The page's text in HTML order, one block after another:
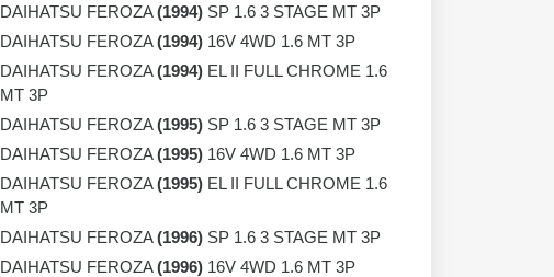
DAIHATSU FEROZA(1994) SP 1.6 3 STAGE MT 3P
DAIHATSU FEROZA(1994) 16V 4WD 1.6 MT 3P
DAIHATSU FEROZA(1994) EL II FULL CHROME 1.6
MT 3P
DAIHATSU FEROZA(1995) SP 1.6 3 STAGE MT 3P
DAIHATSU FEROZA(1995) 16V 4WD 1.6 MT 3P
DAIHATSU FEROZA(1995) EL II FULL CHROME 1.6
MT 3P
DAIHATSU FEROZA(1996) SP 1.6 3 STAGE MT 3P
DAIHATSU FEROZA(1996) 16V 4WD 1.6 MT 3P